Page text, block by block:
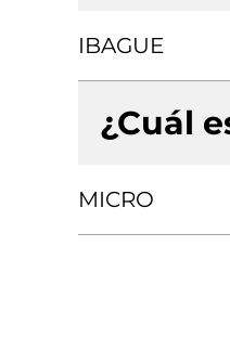
IBAGUE
¿Cuál
MICRO